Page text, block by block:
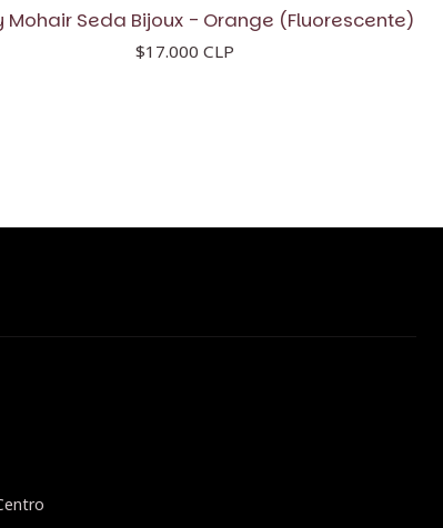
Mohair Seda Bijoux - Orange (Fluorescente)
$17.000 CLP